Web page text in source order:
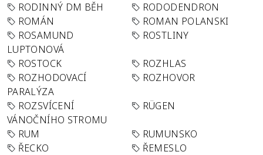
RODINNÝ DM BĚH
RODODENDRON
ROMÁN
ROMAN POLANSKI
ROSAMUND
LUPTONOVÁ
ROSTLINY
ROSTOCK
ROZHLAS
ROZHODOVACÍ
PARALÝZA
ROZHOVOR
ROZSVÍCENÍ
VÁNOČNÍHO STROMU
RÜGEN
RUM
RUMUNSKO
ŘECKO
ŘEMESLO